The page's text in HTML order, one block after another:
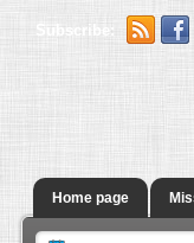
Subscribe:
Home page